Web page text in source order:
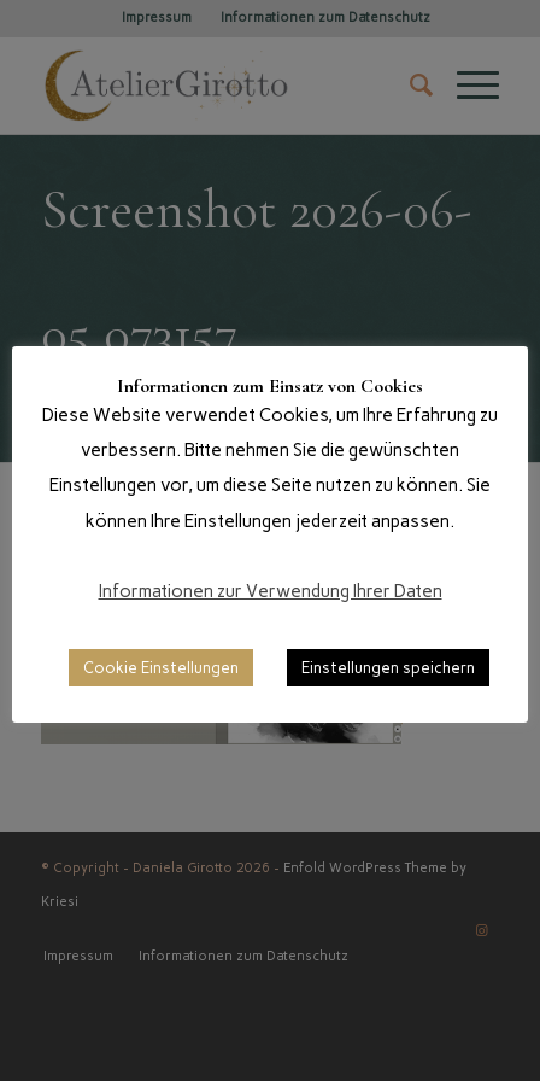
Impressum Informationen zum Datenschutz
Screenshot 2026-06-
05 073157
Du bist hier: Startseite / Shop /
Internationale Ausstellungen / Selections /
© Copyright - Daniela Girotto 2026 - Enfold WordPress Theme by
Kriesi
Impressum Informationen zum Datenschutz
Informationen zum Einsatz von Cookies
Diese Website verwendet Cookies, um Ihre Erfahrung zu
verbessern. Bitte nehmen Sie die gewünschten
Einstellungen vor, um diese Seite nutzen zu können. Sie
können Ihre Einstellungen jederzeit anpassen.
Informationen zur Verwendung Ihrer Daten
Cookie Einstellungen Einstellungen speichern